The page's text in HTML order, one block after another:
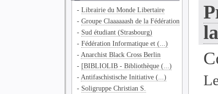
-Librairie du Monde Libertaire
-Groupe Claaaaaash de la Fédération
- Sud étudiant (Strasbourg)
-Fédération Informatique et (...)
- Anarchist Black Cross Berlin
- [BIBLIOLIB - Bibliothèque (...)
- Antifaschistische Initiative (...)
- Soligruppe Christian S.